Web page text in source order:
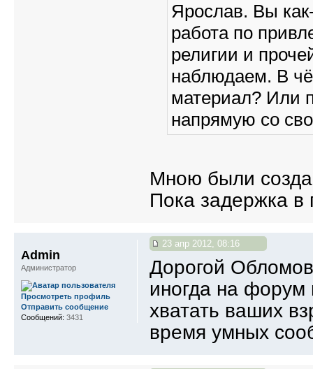
Ярослав. Вы
работа по
религии и
наблюдаем. В
материал? Или
напрямую со
Мною были
Пока задержка в
23 апр 2012, 08:16
Дорогой
иногда на форум
хватать ваших
время умных
Admin
Администратор
Просмотреть профиль
Отправить сообщение
Сообщений: 3431